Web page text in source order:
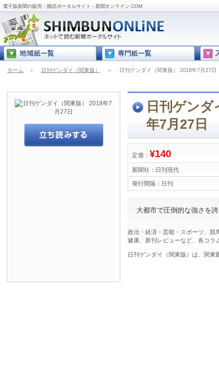
電子版新聞の販売・購読ポータルサイト - 新聞オンライン.COM
ホーム ＞ 日刊ゲンダイ（関東版） ＞ 日刊ゲンダイ（関東版） 2018年7月27日
日刊ゲン
年7月27日
定価： ¥140
新聞社： 日刊現代
発行間隔： 日刊
大都市で圧倒的な強さを
政治・経済・芸能・スポーツ、競
健康、新刊レビューなど、各コラ
日刊ゲンダイ（関東版）は、関